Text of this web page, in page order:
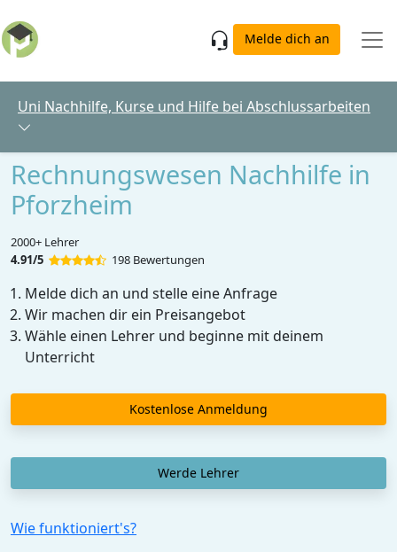
Melde dich an
Uni Nachhilfe, Kurse und Hilfe bei Abschlussarbeiten
Rechnungswesen Nachhilfe in
Pforzheim
2000+ Lehrer
4.91/5
198 Bewertungen
Melde dich an und stelle eine Anfrage
Wir machen dir ein Preisangebot
Wähle einen Lehrer und beginne mit deinem
Unterricht
Kostenlose Anmeldung
Werde Lehrer
Wie funktioniert's?